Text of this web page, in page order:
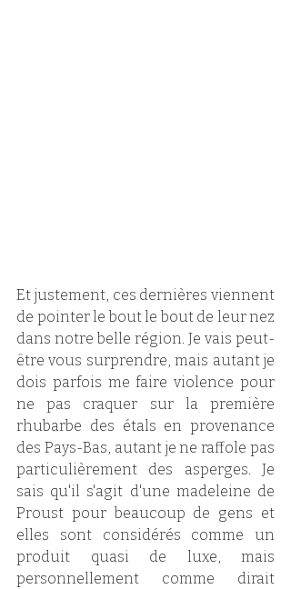
Et justement, ces dernières viennent
de pointer le bout le bout de leur nez
dans notre belle région. Je vais peut-
être vous surprendre, mais autant je
dois parfois me faire violence pour
ne pas craquer sur la première
rhubarbe des étals en provenance
des Pays-Bas, autant je ne raffole pas
particulièrement des asperges. Je
sais qu'il s'agit d'une madeleine de
Proust pour beaucoup de gens et
elles sont considérés comme un
produit quasi de luxe, mais
personnellement comme dirait